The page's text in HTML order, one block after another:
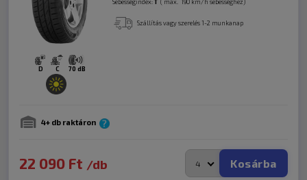
D C 70 dB
Sebességindex:T ( max. 190 km/h sebességhez)
Szállítás vagy szerelés 1-2 munkanap
4+ db raktáron
Kosárba
22 090 Ft /db